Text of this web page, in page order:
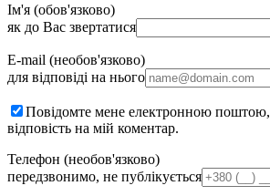
Ім'я (обов'язково)
як до Вас звертатися
E-mail (необов'язково)
для відповіді на нього
Повідомте мене електронною
відповість на мій коментар.
Телефон (необов'язково)
передзвонимо, не публікується